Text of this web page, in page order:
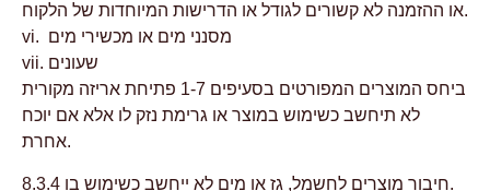
או ההזמנה לא קשורים לגודל או הדרישות המיוחדות של הלקוח.
vi. מסנני מים או מכשירי מים
vii. שעונים
ביחס המוצרים המפורטים בסעיפים 1-7 פתיחת אריזה מקורית
לא תיחשב כשימוש במוצר או גרימת נזק לו אלא אם יוכח
אחרת.
8.3.4 חיבור מוצרים לחשמל, גז או מים לא ייחשב כשימוש בו.